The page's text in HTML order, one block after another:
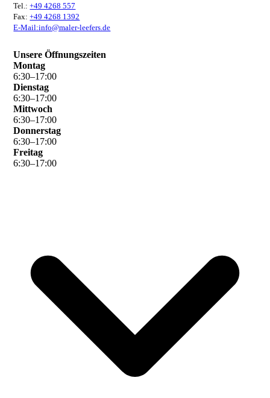
Tel.:+49 4268 557
Fax:+49 4268 1392
E-Mail:info@maler-leefers.de
Unsere Öffnungszeiten
Montag
6:30–17:00
Dienstag
6:30–17:00
Mittwoch
6:30–17:00
Donnerstag
6:30–17:00
Freitag
6:30–17:00